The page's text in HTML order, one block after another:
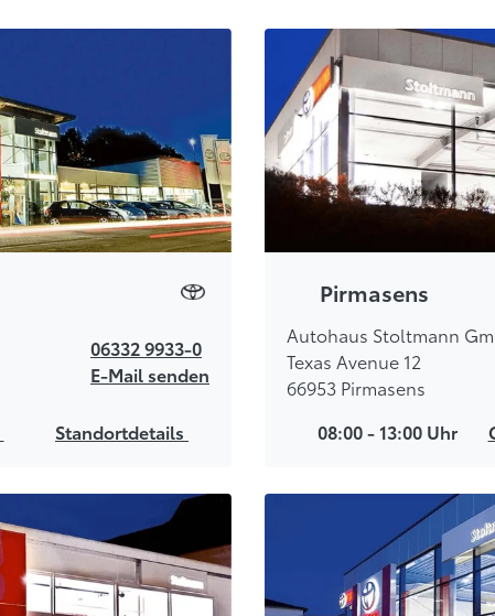
06332 9933-0
E-Mail senden
Standortdetails
Pirmasens
Autohaus Stoltmann
Texas Avenue 12
66953 Pirmasens
08:00 - 13:00 Uhr